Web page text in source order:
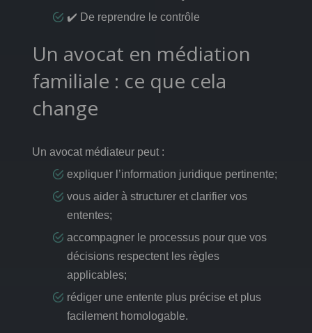
✔️ De reprendre le contrôle
Un avocat en médiation
familiale : ce que cela
change
Un avocat médiateur peut :
expliquer l’information juridique pertinente;
vous aider à structurer et clarifier vos
ententes;
accompagner le processus pour que vos
décisions respectent les règles
applicables;
rédiger une entente plus précise et plus
facilement homologable.